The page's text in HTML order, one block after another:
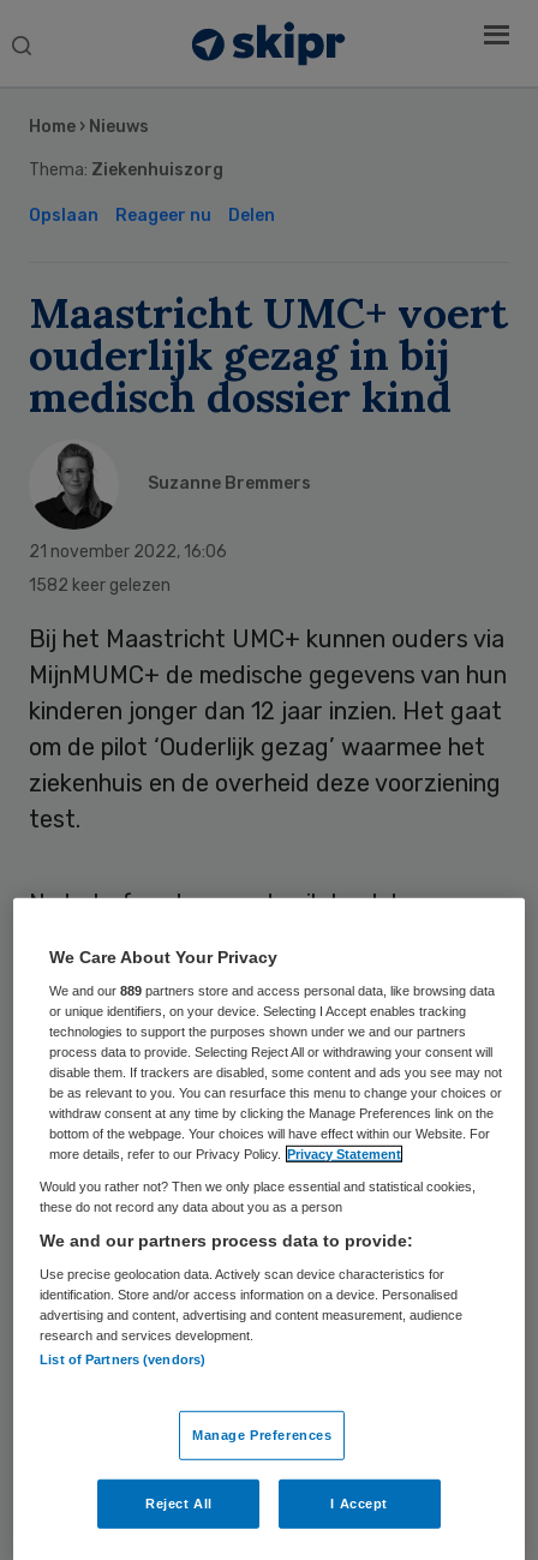
Search
Home › Nieuws
Thema: Ziekenhuiszorg
Opslaan Reageer nu Delen
Maastricht UMC+ voert
ouderlijk gezag in bij
medisch dossier kind
Suzanne Bremmers
21 november 2022, 16:06
1582 keer gelezen
Bij het Maastricht UMC+ kunnen ouders via
MijnMUMC+ de medische gegevens van hun
kinderen jonger dan 12 jaar inzien. Het gaat
om de pilot ‘Ouderlijk gezag’ waarmee het
ziekenhuis en de overheid deze voorziening
test.
Na het afronden van de pilot zal de
via de routeringsvoorziening Toegang
Verlening Service (TVS) beschikbaar komen
voor alle zorgaanbieders.
Eerder geen controle
Ouders van patiënten hadden behoefte aan
digitale toegang tot het medisch dossier
van hun kinderen. Maastricht UMC+ vindt
dat het inregelen van ouderlijk gezag hoort
bij goede digitale zorg. In het verleden
heeft het ziekenhuis zelf gekeken hoe ze
medisch dossier van hun kinderen. Dat
hebben ze toen niet doorgezet, omdat het
ziekenhuis zelf niet nauwkeurig kon
Sidebar
We Care About Your Privacy
We and our889 partners store and access personal data, like browsing data
or unique identifiers, on your device. Selecting I Accept enables tracking
technologies to support the purposes shown under we and our partners
process data to provide. Selecting Reject All or withdrawing your consent will
disable them. If trackers are disabled, some content and ads you see may not
be as relevant to you. You can resurface this menu to change your choices or
withdraw consent at any time by clicking the Manage Preferences link on the
bottom of the webpage. Your choices will have effect within our Website. For
more details, refer to our Privacy Policy.
Privacy Statement
Would you rather not? Then we only place essential and statistical cookies,
these do not record any data about you as a person
We and our partners process data to provide:
Use precise geolocation data. Actively scan device characteristics for
identification. Store and/or access information on a device. Personalised
advertising and content, advertising and content measurement, audience
research and services development.
List of Partners (vendors)
Manage Preferences
Reject All I Accept